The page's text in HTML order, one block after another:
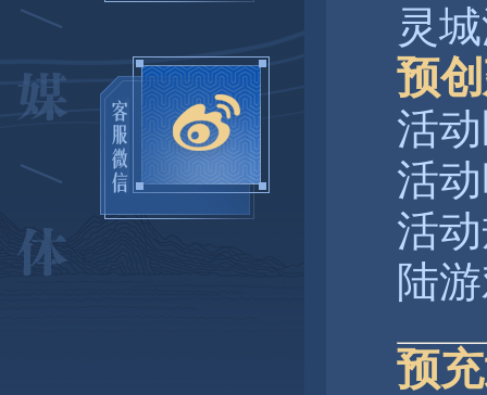
灵
预
活
活
活
陆
预